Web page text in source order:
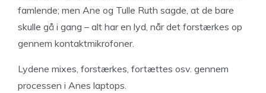
famlende; men Ane og Tulle Ruth sagde, at de bare
skulle gå i gang – alt har en lyd, når det forstærkes op
gennem kontaktmikrofoner.
Lydene mixes, forstærkes, fortættes osv. gennem
processen i Anes laptops.